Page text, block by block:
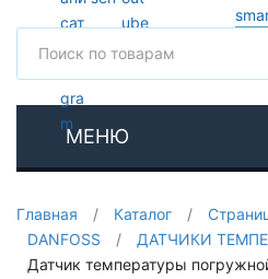
МЕНЮ
Главная / Каталог /
DANFOSS
/ ДАТЧИКИ
Датчик температуры